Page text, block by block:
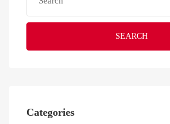
SEARCH
Categories